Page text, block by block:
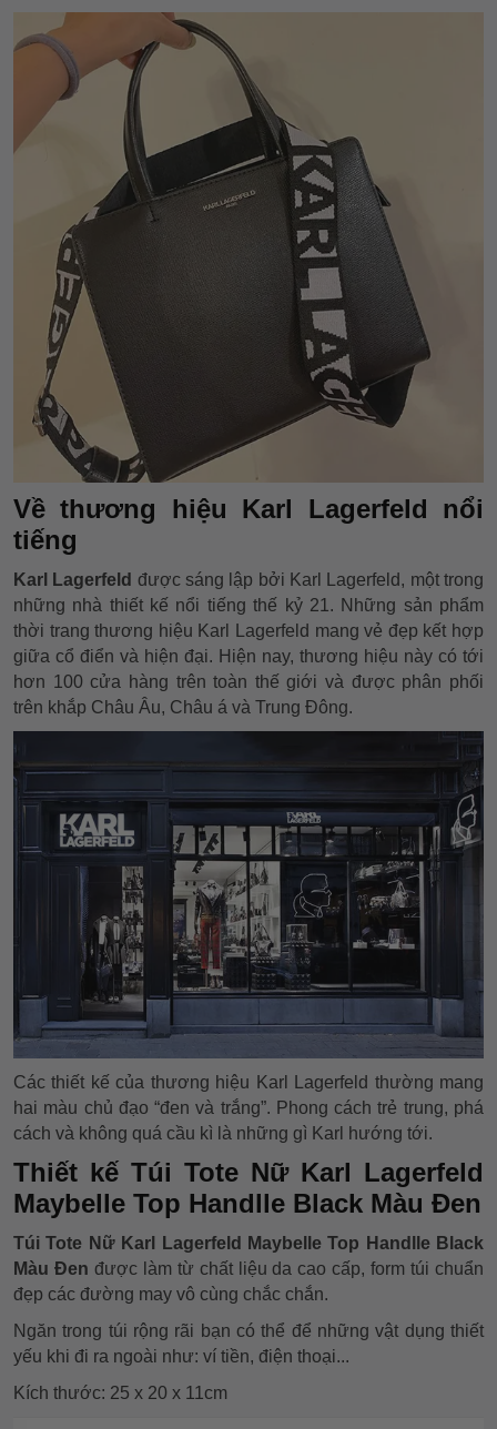
Về thương hiệu Karl Lagerfeld nổi
tiếng
Karl Lagerfeld được sáng lập bởi Karl Lagerfeld, một trong
những nhà thiết kế nổi tiếng thế kỷ 21. Những sản phẩm
thời trang thương hiệu Karl Lagerfeld mang vẻ đẹp kết hợp
giữa cổ điển và hiện đại. Hiện nay, thương hiệu này có tới
hơn 100 cửa hàng trên toàn thế giới và được phân phối
trên khắp Châu Âu, Châu á và Trung Đông.
Các thiết kế của thương hiệu Karl Lagerfeld thường mang
hai màu chủ đạo “đen và trắng”. Phong cách trẻ trung, phá
cách và không quá cầu kì là những gì Karl hướng tới.
Thiết kế Túi Tote Nữ Karl Lagerfeld
Maybelle Top Handlle Black Màu Đen
Túi Tote Nữ Karl Lagerfeld Maybelle Top Handlle Black
Màu Đen được làm từ chất liệu da cao cấp, form túi chuẩn
đẹp các đường may vô cùng chắc chắn.
Ngăn trong túi rộng rãi bạn có thể để những vật dụng thiết
yếu khi đi ra ngoài như: ví tiền, điện thoại...
Kích thước: 25 x 20 x 11cm